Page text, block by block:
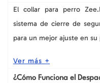
Tallas:
S,
L
El collar para perro
sistema de cierre de
para un mejor ajuste en su
Ver más +
¿Cómo Funciona el